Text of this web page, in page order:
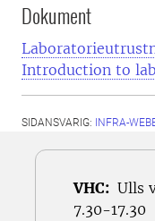
Dokument
Introduction to
SIDANSVARIG: INFRA-
VHC: Ulls
7.30-17.30